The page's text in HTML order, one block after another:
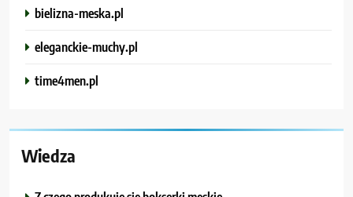
bielizna-meska.pl
eleganckie-muchy.pl
time4men.pl
Wiedza